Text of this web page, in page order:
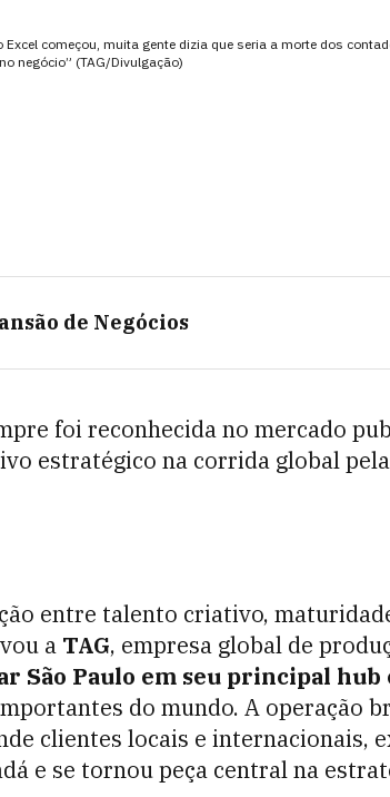
Excel começou, muita gente dizia que seria a morte dos
negócio” (TAG/Divulgação)
de Negócios
foi reconhecida no mercado
estratégico na corrida global
entre talento criativo,
a TAG, empresa global de
São Paulo em seu principal
do mundo. A operação
clientes locais e internacionais,
e se tornou peça central na